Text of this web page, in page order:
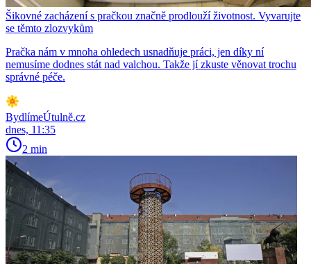
Šikovné zacházení s pračkou značně prodlouží životnost. Vyvarujte
se těmto zlozvykům
Pračka nám v mnoha ohledech usnadňuje práci, jen díky ní
nemusíme dodnes stát nad valchou. Takže jí zkuste věnovat trochu
správné péče.
BydlímeÚtulně.cz
dnes, 11:35
2 min